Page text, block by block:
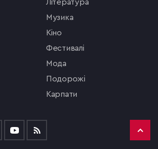
література
музика
кіно
фестивалі
мода
подорожі
Карпати